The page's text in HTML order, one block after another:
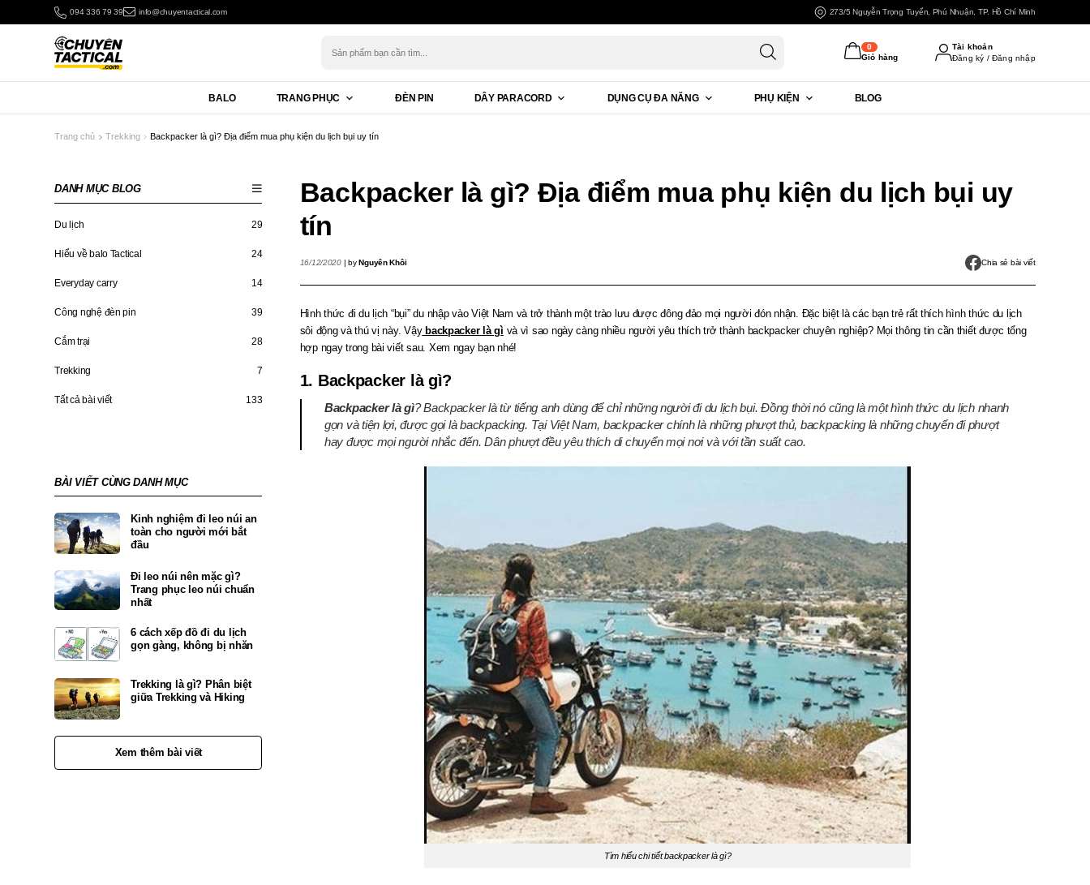
qua
094 336 79 39 info@chuyentactical.com 273/5 Nguyễn Trọng Tuyển, Phú Nhuận, TP. Hồ Chí Minh
kiếm:
0
Giỏ hàng
Tài khoản
Đăng ký / Đăng nhập
BALO TRANG PHỤC ĐÈN PIN DÂY PARACORD DỤNG CỤ ĐA NĂNG PHỤ KIỆN BLOG
Trang chủ Trekking Backpacker là gì? Địa điểm mua phụ kiện du lịch bụi uy tín
DANH MỤC BLOG
Du lịch 29
Hiểu về balo Tactical 24
Everyday carry 14
Công nghệ đèn pin 39
Cắm trại 28
Trekking 7
Tất cả bài viết 133
BÀI VIẾT CÙNG DANH MỤC
Kinh nghiệm đi leo núi an
toàn cho người mới bắt
đầu
Đi leo núi nên mặc gì?
Trang phục leo núi chuẩn
nhất
6 cách xếp đồ đi du lịch
gọn gàng, không bị nhăn
Trekking là gì? Phân biệt
giữa Trekking và Hiking
Xem thêm bài viết
Backpacker là gì? Địa điểm mua phụ kiện du lịch bụi uy
tín
16/12/2020|byNguyên Khôi Chia sẻ bài viết
Hình thức đi du lịch “bụi” du nhập vào Việt Nam và trở thành một trào lưu được đông đảo mọi người đón nhận. Đặc biệt là các bạn trẻ rất thích hình thức du lịch
sôi động và thú vị này. Vậybackpacker là gì và vì sao ngày càng nhiều người yêu thích trở thành backpacker chuyên nghiệp? Mọi thông tin cần thiết được tổng
hợp ngay trong bài viết sau. Xem ngay bạn nhé!
1. Backpacker là gì?
Backpacker là gì? Backpacker là từ tiếng anh dùng để chỉ những người đi du lịch bụi. Đồng thời nó cũng là một hình thức du lịch nhanh
gọn và tiện lợi, được gọi là backpacking. Tại Việt Nam, backpacker chính là những phượt thủ, backpacking là những chuyến đi phượt
hay được mọi người nhắc đến. Dân phượt đều yêu thích di chuyển mọi nơi và với tần suất cao.
Tìm hiểu chi tiết backpacker là gì?